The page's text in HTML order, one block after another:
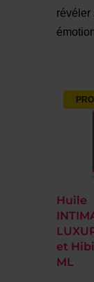
révéler
Huile
et
ML